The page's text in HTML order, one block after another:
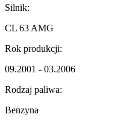
Silnik:
CL 63 AMG
Rok produkcji:
09.2001 - 03.2006
Rodzaj paliwa:
Benzyna